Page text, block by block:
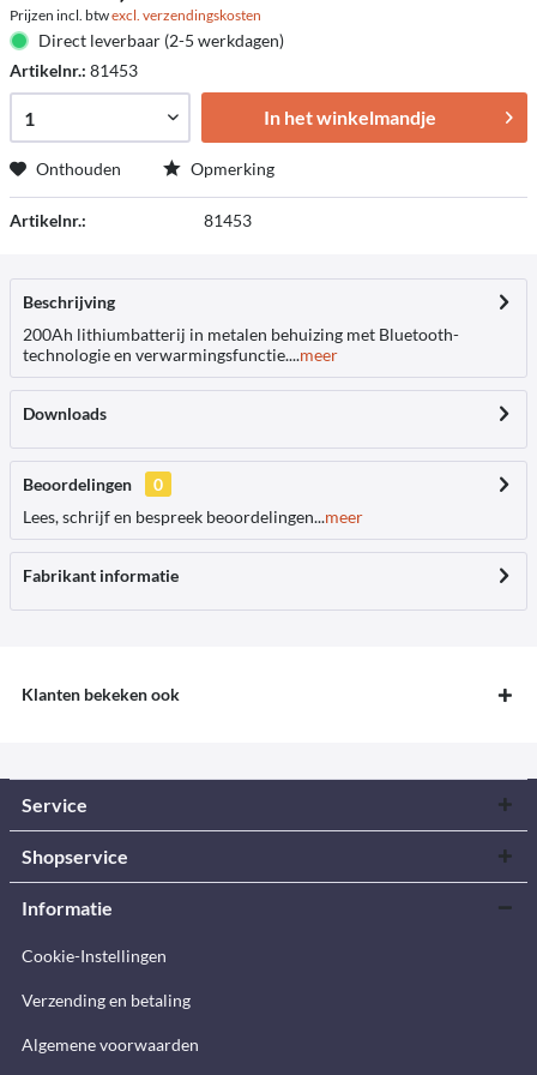
Prijzen incl. btwexcl. verzendingskosten
Direct leverbaar (2-5 werkdagen)
Artikelnr.: 81453
In het winkelmandje
Onthouden Opmerking
Artikelnr.: 81453
Beschrijving
200Ah lithiumbatterij in metalen behuizing met Bluetooth-
technologie en verwarmingsfunctie....meer
Downloads
Beoordelingen
0
Lees, schrijf en bespreek beoordelingen...meer
Fabrikant informatie
Klanten bekeken ook
Service
Shopservice
Informatie
Cookie-Instellingen
Verzending en betaling
Algemene voorwaarden